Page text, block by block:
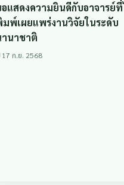
แสดงความยินดีกับอาจารย์
พ์เผยแพร่งานวิจัยในระดับ
นาชาติ
17 ก.ย. 2568